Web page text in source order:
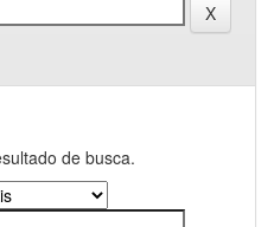
de busca.